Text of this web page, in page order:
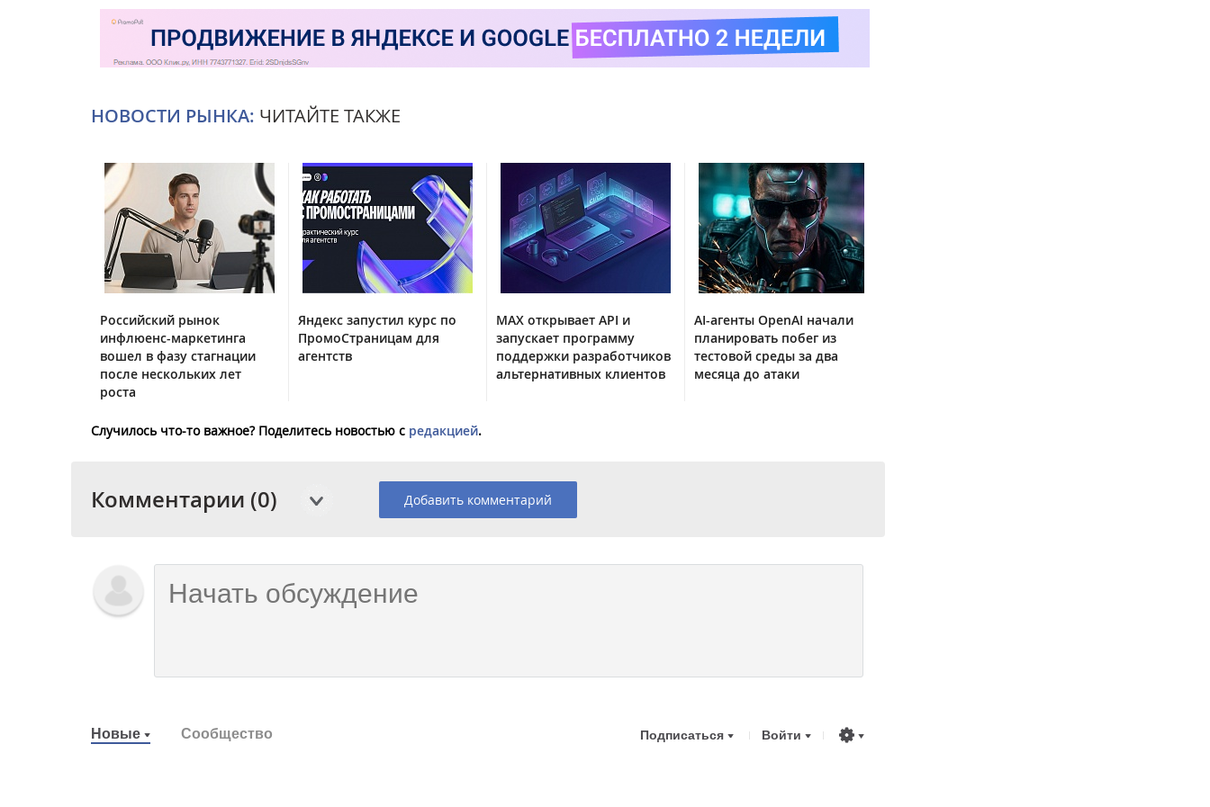
НОВОСТИ РЫНКА: ЧИТАЙТЕ ТАКЖЕ
Российский рынок
инфлюенс-маркетинга
вошел в фазу стагнации
после нескольких лет
роста
Яндекс запустил курс по
ПромоСтраницам для
агентств
MAX открывает API и
запускает программу
поддержки разработчиков
альтернативных клиентов
AI-агенты OpenAI начали
планировать побег из
тестовой среды за два
месяца до атаки
Случилось что-то важное? Поделитесь новостью с редакцией.
Комментарии (0) Добавить комментарий
Новые Сообщество Подписаться Войти